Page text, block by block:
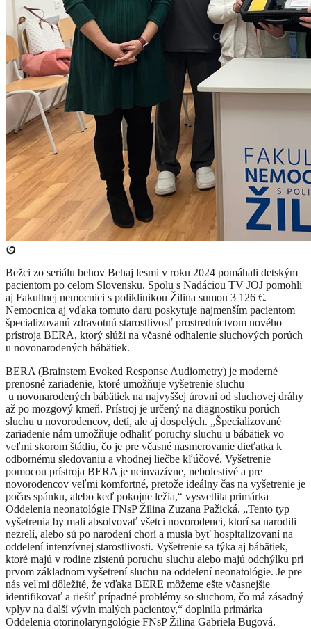
Bežci zo seriálu behov Behaj lesmi v roku 2024 pomáhali detským
pacientom po celom Slovensku. Spolu s Nadáciou TV JOJ pomohli
aj Fakultnej nemocnici s poliklinikou Žilina sumou 3 126 €.
Nemocnica aj vďaka tomuto daru poskytuje najmenším pacientom
špecializovanú zdravotnú starostlivosť prostredníctvom nového
prístroja BERA, ktorý slúži na včasné odhalenie sluchových porúch
u novonarodených bábätiek.
BERA (Brainstem Evoked Response Audiometry) je moderné
prenosné zariadenie, ktoré umožňuje vyšetrenie sluchu
u novonarodených bábätiek na najvyššej úrovni od sluchovej dráhy
až po mozgový kmeň. Prístroj je určený na diagnostiku porúch
sluchu u novorodencov, detí, ale aj dospelých. „Špecializované
zariadenie nám umožňuje odhaliť poruchy sluchu u bábätiek vo
veľmi skorom štádiu, čo je pre včasné nasmerovanie dieťatka k
odbornému sledovaniu a vhodnej liečbe kľúčové. Vyšetrenie
pomocou prístroja BERA je neinvazívne, nebolestivé a pre
novorodencov veľmi komfortné, pretože ideálny čas na vyšetrenie je
počas spánku, alebo keď pokojne ležia,“ vysvetlila primárka
Oddelenia neonatológie FNsP Žilina Zuzana Pažická. „Tento typ
vyšetrenia by mali absolvovať všetci novorodenci, ktorí sa narodili
nezrelí, alebo sú po narodení chorí a musia byť hospitalizovaní na
oddelení intenzívnej starostlivosti. Vyšetrenie sa týka aj bábätiek,
ktoré majú v rodine zistenú poruchu sluchu alebo majú odchýlku pri
prvom základnom vyšetrení sluchu na oddelení neonatológie. Je pre
nás veľmi dôležité, že vďaka BERE môžeme ešte včasnejšie
identifikovať a riešiť prípadné problémy so sluchom, čo má zásadný
vplyv na ďalší vývin malých pacientov,“ doplnila primárka
Oddelenia otorinolaryngológie FNsP Žilina Gabriela Bugová.